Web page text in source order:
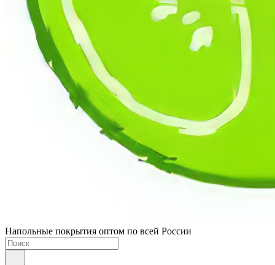
Напольные покрытия оптом по всей России